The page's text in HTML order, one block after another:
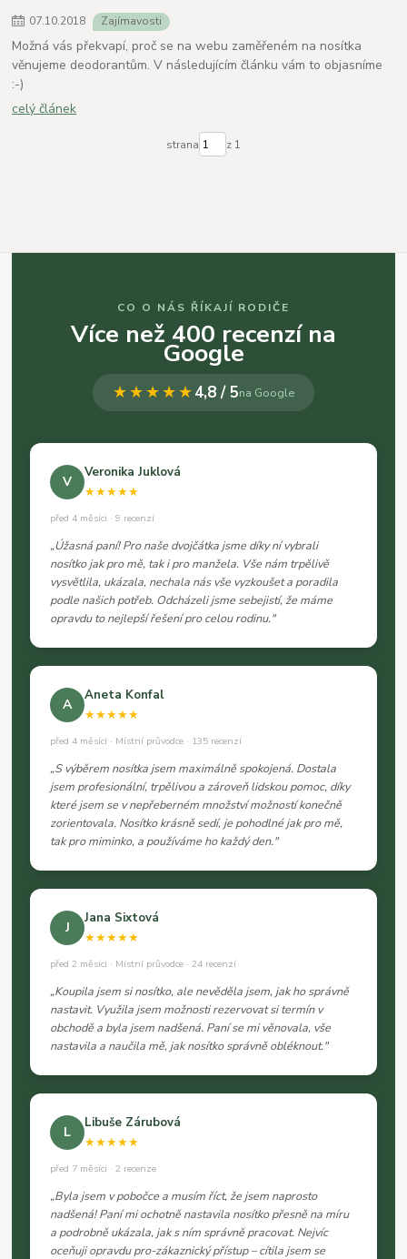
07.10.2018 Zajímavosti
Možná vás překvapí, proč se na webu zaměřeném na nosítka
věnujeme deodorantům. V následujícím článku vám to objasníme
:-)
celý článek
strana z 1
CO O NÁS ŘÍKAJÍ RODIČE
Více než 400 recenzí na
Google
★★★★★4,8 / 5na Google
V
Veronika Juklová
★★★★★
před 4 měsíci · 9 recenzí
„Úžasná paní! Pro naše dvojčátka jsme díky ní vybrali
nosítko jak pro mě, tak i pro manžela. Vše nám trpělivě
vysvětlila, ukázala, nechala nás vše vyzkoušet a poradila
podle našich potřeb. Odcházeli jsme sebejistí, že máme
opravdu to nejlepší řešení pro celou rodinu."
A
Aneta Konfal
★★★★★
před 4 měsíci · Místní průvodce · 135 recenzí
„S výběrem nosítka jsem maximálně spokojená. Dostala
jsem profesionální, trpělivou a zároveň lidskou pomoc, díky
které jsem se v nepřeberném množství možností konečně
zorientovala. Nosítko krásně sedí, je pohodlné jak pro mě,
tak pro miminko, a používáme ho každý den."
J
Jana Sixtová
★★★★★
před 2 měsíci · Místní průvodce · 24 recenzí
„Koupila jsem si nosítko, ale nevěděla jsem, jak ho správně
nastavit. Využila jsem možnosti rezervovat si termín v
obchodě a byla jsem nadšená. Paní se mi věnovala, vše
nastavila a naučila mě, jak nosítko správně obléknout."
L
Libuše Zárubová
★★★★★
před 7 měsíci · 2 recenze
„Byla jsem v pobočce a musím říct, že jsem naprosto
nadšená! Paní mi ochotně nastavila nosítko přesně na míru
a podrobně ukázala, jak s ním správně pracovat. Nejvíc
oceňuji opravdu pro-zákaznický přístup – cítila jsem se